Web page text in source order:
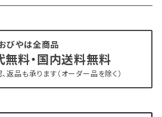
帯 (メンテナンス済み)
びやは全商品
無料・国内送料無料
返品も承ります（オーダー品を除く）